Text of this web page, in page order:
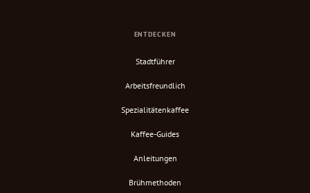
ENTDECKEN
Stadtführer
Arbeitsfreundlich
Spezialitätenkaffee
Kaffee-Guides
Anleitungen
Brühmethoden